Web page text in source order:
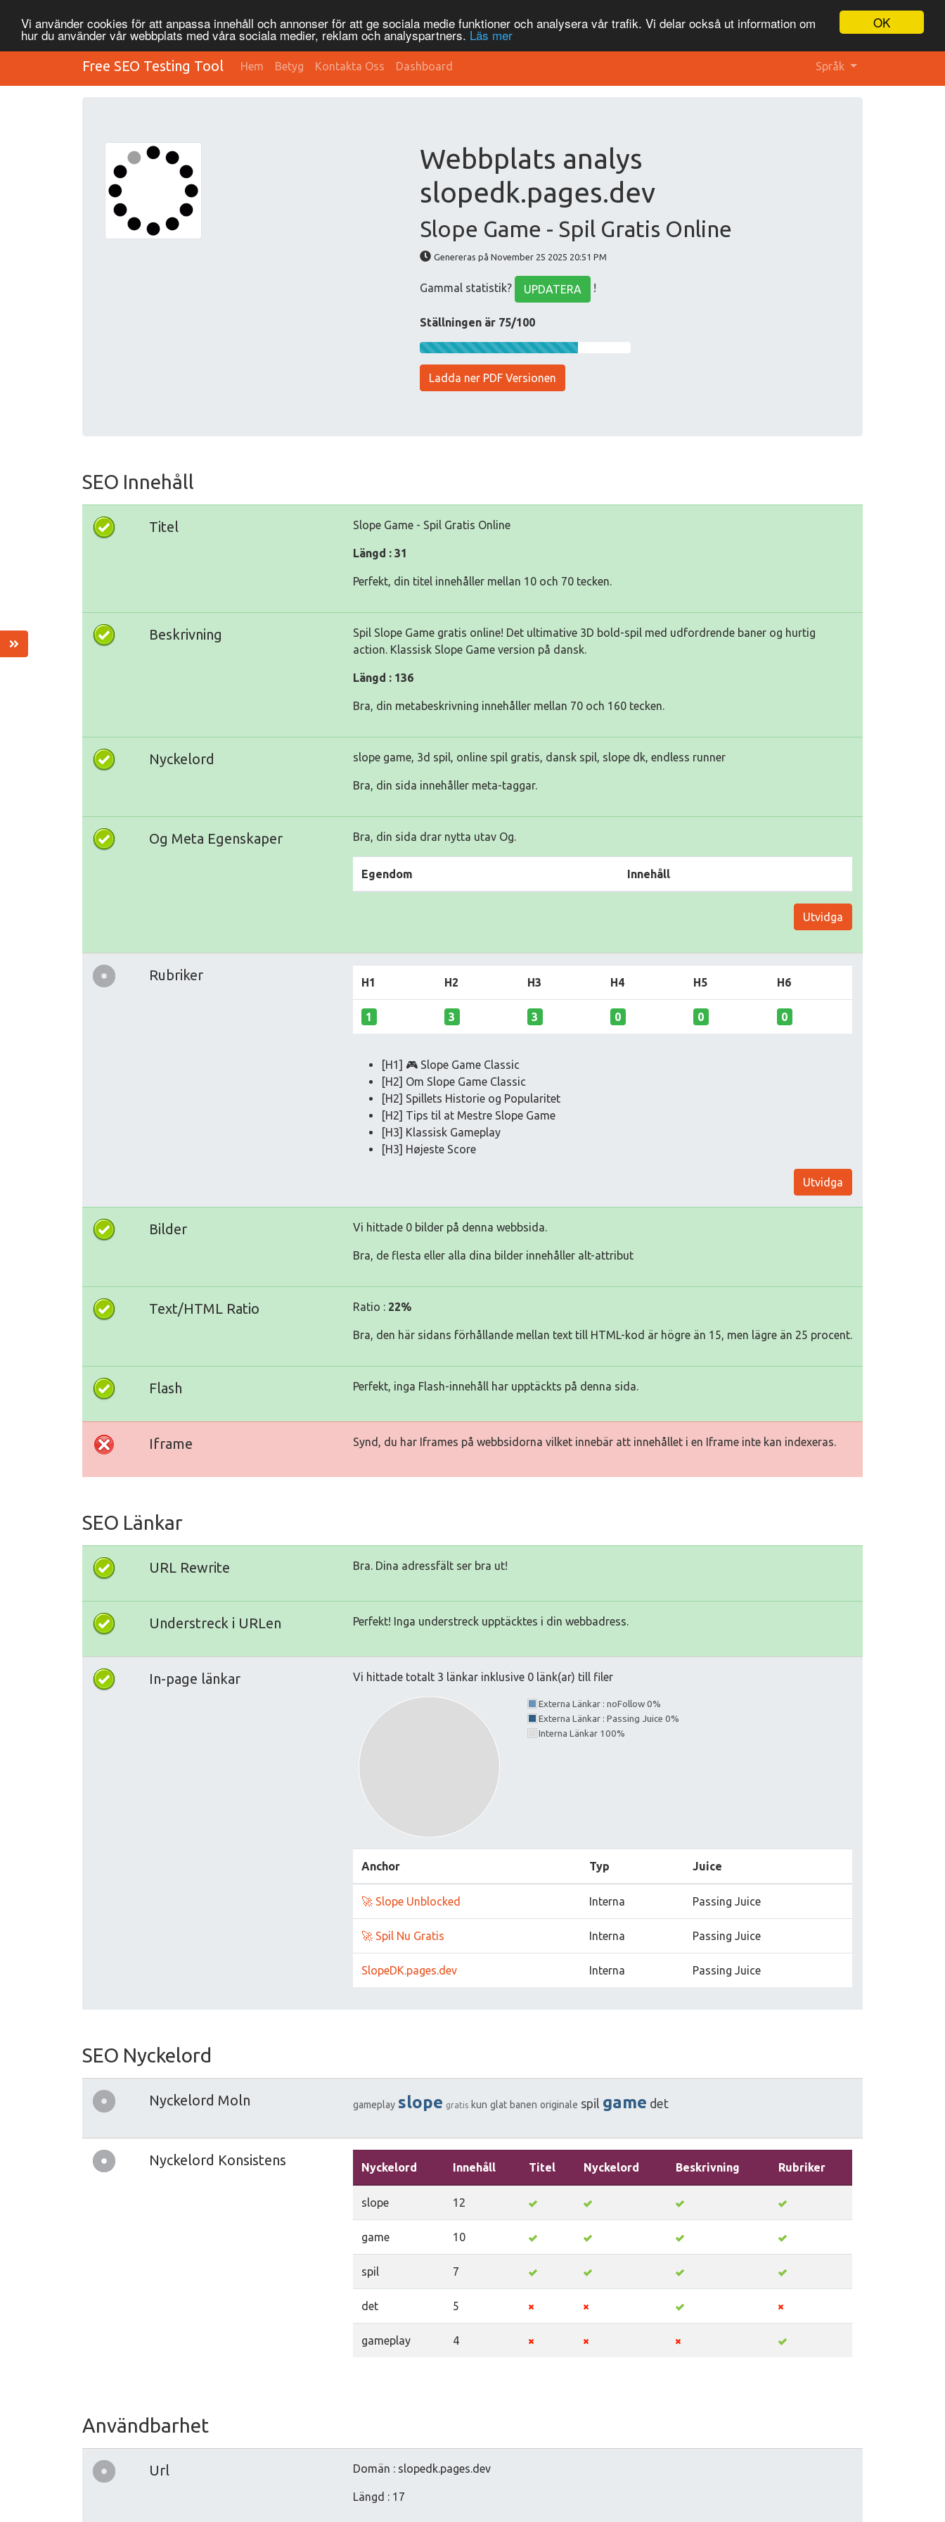
OK
Vi använder cookies för att anpassa innehåll och annonser för att ge sociala medie funktioner och analysera vår trafik. Vi delar också ut information om
hur du använder vår webbplats med våra sociala medier, reklam och analyspartners. Läs mer
Free SEO Testing Tool Hem Betyg Kontakta Oss Dashboard Språk
Webbplats analys
slopedk.pages.dev
Slope Game - Spil Gratis Online
Genereras på November 25 2025 20:51 PM
Gammal statistik? UPDATERA !
Ställningen är 75/100
Ladda ner PDF Versionen
SEO Innehåll
Titel Slope Game - Spil Gratis Online
Längd : 31
Perfekt, din titel innehåller mellan 10 och 70 tecken.
Beskrivning
Spil Slope Game gratis online! Det ultimative 3D bold-spil med udfordrende baner og hurtig
action. Klassisk Slope Game version på dansk.
Längd : 136
Bra, din metabeskrivning innehåller mellan 70 och 160 tecken.
Nyckelord slope game, 3d spil, online spil gratis, dansk spil, slope dk, endless runner
Bra, din sida innehåller meta-taggar.
Og Meta Egenskaper Bra, din sida drar nytta utav Og.
Egendom Innehåll
Utvidga
Rubriker H1 H2 H3 H4 H5 H6
1 3 3 0 0 0
[H1] 🎮 Slope Game Classic
[H2] Om Slope Game Classic
[H2] Spillets Historie og Popularitet
[H2] Tips til at Mestre Slope Game
[H3] Klassisk Gameplay
[H3] Højeste Score
Utvidga
Bilder Vi hittade 0 bilder på denna webbsida.
Bra, de flesta eller alla dina bilder innehåller alt-attribut
Text/HTML Ratio Ratio : 22%
Bra, den här sidans förhållande mellan text till HTML-kod är högre än 15, men lägre än 25 procent.
Flash Perfekt, inga Flash-innehåll har upptäckts på denna sida.
Iframe Synd, du har Iframes på webbsidorna vilket innebär att innehållet i en Iframe inte kan indexeras.
SEO Länkar
URL Rewrite Bra. Dina adressfält ser bra ut!
Understreck i URLen Perfekt! Inga understreck upptäcktes i din webbadress.
In-page länkar Vi hittade totalt 3 länkar inklusive 0 länk(ar) till filer
Externa Länkar : noFollow 0%
Externa Länkar : Passing Juice 0%
Interna Länkar 100%
Anchor Typ Juice
🚀 Slope Unblocked Interna Passing Juice
🚀 Spil Nu Gratis Interna Passing Juice
SlopeDK.pages.dev Interna Passing Juice
SEO Nyckelord
Nyckelord Moln gameplay slope gratis kun glat banen originale spil game det
Nyckelord Konsistens Nyckelord Innehåll Titel Nyckelord Beskrivning Rubriker
slope 12
game 10
spil 7
det 5
gameplay 4
Användbarhet
Url Domän : slopedk.pages.dev
Längd : 17